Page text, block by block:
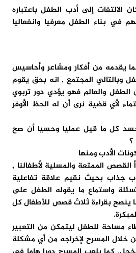
الالتفات إلى أدب الطفل باعتباره
بناء الطفل معرفيا وانفعاليا
يقدمه من أفكار ومشاعر وأحاسيس
وبالتالي المجتمع , انه بحق يقوم
والعالم فهو يؤدي دور تربوي
لأي قضية نرى أن له الحظ الأوفر
كل ما قيل عمليا وحسيا أن صح
؟
الأدب ومنها
الممتعة والمسلية لأطفالنا ,
جذاب بحيث نقيم علاقة تفاعلية
واستماع ما يقوله الطفل على
بقراءة ثلاث قصص للأطفال كل
مساحة للطفل ليتمكن من التعبير
المسرح لإخراجه من أي مشكلة